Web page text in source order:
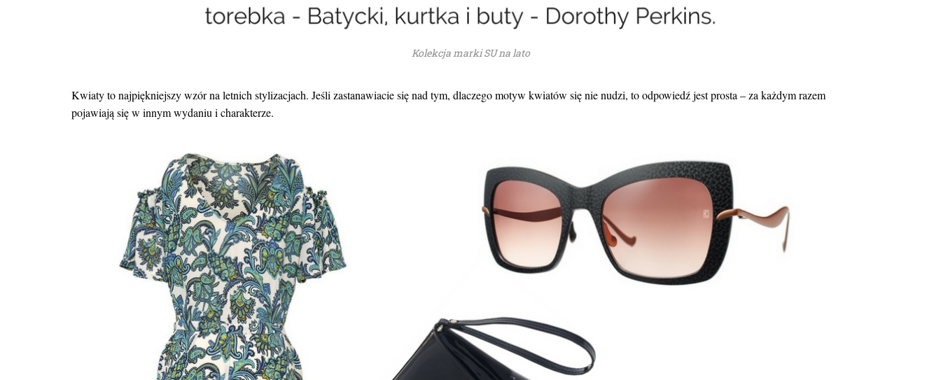
Kolekcja marki SU na lato
Kwiaty to najpiękniejszy wzór na letnich stylizacjach. Jeśli zastanawiacie się nad tym, dlaczego motyw kwiatów się nie nudzi, to odpowiedź jest prosta – za każdym razem
pojawiają się w innym wydaniu i charakterze.